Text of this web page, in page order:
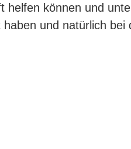
können und
und natürlich bei